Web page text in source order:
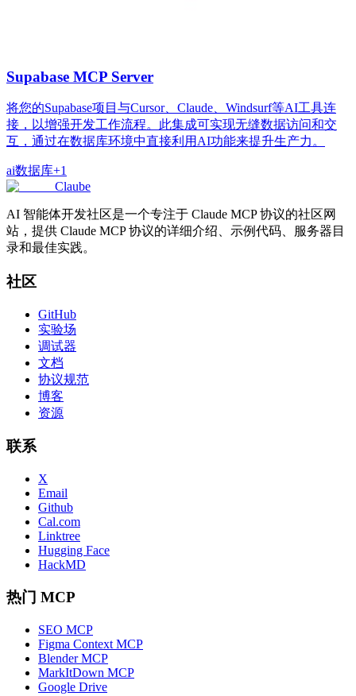
Supabase MCP Server
将您的Supabase项目与Cursor、Claude、Windsurf等AI工具连
接，以增强开发工作流程。此集成可实现无缝数据访问和交
互，通过在数据库环境中直接利用AI功能来提升生产力。
ai数据库+1
Claube
AI 智能体开发社区是一个专注于 Claude MCP 协议的社区网
站，提供 Claude MCP 协议的详细介绍、示例代码、服务器目
录和最佳实践。
社区
GitHub
实验场
调试器
文档
协议规范
博客
资源
联系
X
Email
Github
Cal.com
Linktree
Hugging Face
HackMD
热门 MCP
SEO MCP
Figma Context MCP
Blender MCP
MarkItDown MCP
Google Drive